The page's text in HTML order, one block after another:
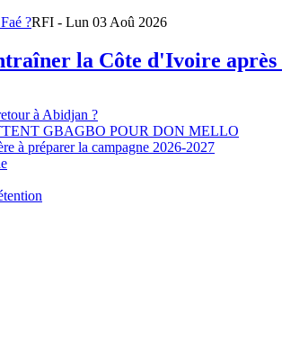
RFI - Lun 03 Aoû 2026
la Côte d'Ivoire après
à Abidjan ?
GBAGBO POUR DON MELLO
à préparer la campagne 2026-2027